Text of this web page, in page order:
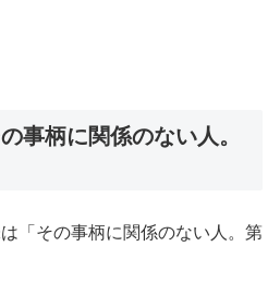
事柄に関係のない人。
「その事柄に関係のない人。第